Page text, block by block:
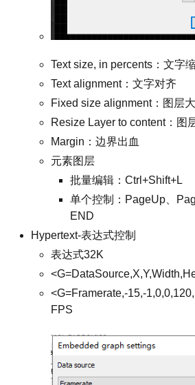
Text size, in percents：文字
Text alignment：文字对齐
Fixed size alignment：图层
Resize Layer to content：图
Margin：边界出血
元素图层
批量编辑：Ctrl+Shift+L
单个控制：PageUp、
END
Hypertext-表达式控制
表达式32K
<G=Framerate,-15,-
FPS